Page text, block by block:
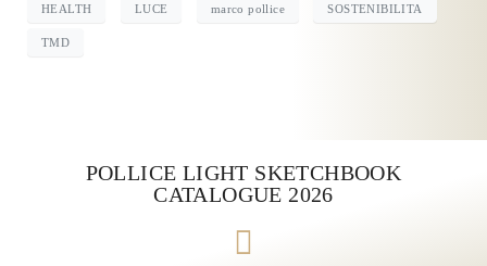
HEALTH LUCE marco pollice SOSTENIBILITA
TMD
POLLICE LIGHT SKETCHBOOK
CATALOGUE 2026